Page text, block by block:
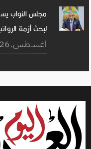
مجلس النواب
لبحث أزمة
05 اغســطس.2026 - 23:23